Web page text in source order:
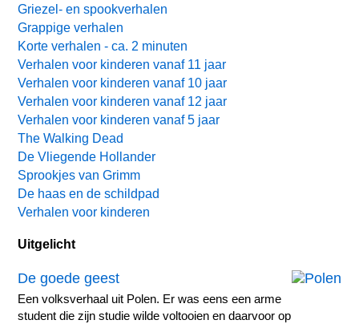
Griezel- en spookverhalen
Grappige verhalen
Korte verhalen - ca. 2 minuten
Verhalen voor kinderen vanaf 11 jaar
Verhalen voor kinderen vanaf 10 jaar
Verhalen voor kinderen vanaf 12 jaar
Verhalen voor kinderen vanaf 5 jaar
The Walking Dead
De Vliegende Hollander
Sprookjes van Grimm
De haas en de schildpad
Verhalen voor kinderen
Uitgelicht
De goede geest
Een volksverhaal uit Polen. Er was eens een arme
student die zijn studie wilde voltooien en daarvoor op